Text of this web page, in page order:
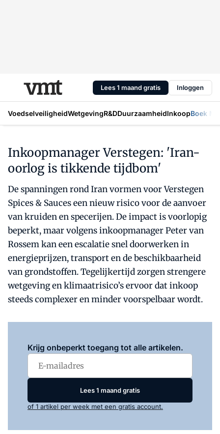
Lees 1 maand gratis Inloggen
VoedselveiligheidWetgevingR&DDuurzaamheidInkoopBoek
Inkoopmanager Verstegen: 'Iran-
oorlog is tikkende tijdbom'
De spanningen rond Iran vormen voor Verstegen
Spices & Sauces een nieuw risico voor de aanvoer
van kruiden en specerijen. De impact is voorlopig
beperkt, maar volgens inkoopmanager Peter van
Rossem kan een escalatie snel doorwerken in
energieprijzen, transport en de beschikbaarheid
van grondstoffen. Tegelijkertijd zorgen strengere
wetgeving en klimaatrisico’s ervoor dat inkoop
steeds complexer en minder voorspelbaar wordt.
Krijg onbeperkt toegang tot alle artikelen.
Lees 1 maand gratis
of 1 artikel per week met een gratis account.